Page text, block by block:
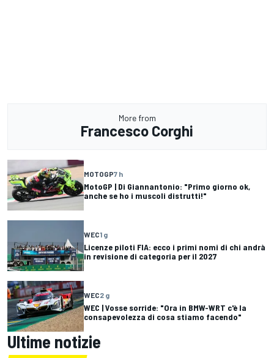
More from
Francesco Corghi
MOTOGP7 h
MotoGP | Di Giannantonio: "Primo giorno ok,
anche se ho i muscoli distrutti!"
WEC1 g
Licenze piloti FIA: ecco i primi nomi di chi andrà
in revisione di categoria per il 2027
WEC2 g
WEC | Vosse sorride: "Ora in BMW-WRT c'è la
consapevolezza di cosa stiamo facendo"
Ultime notizie